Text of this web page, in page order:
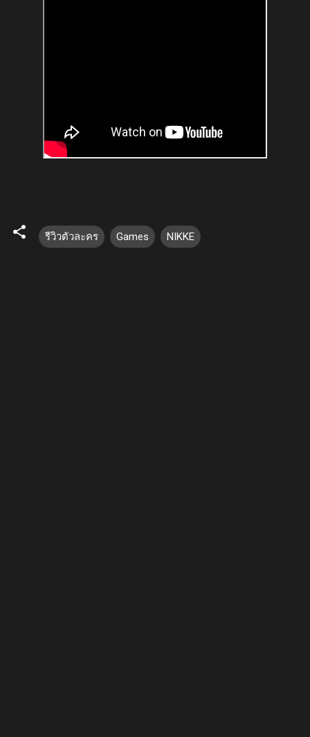
รีวิวตัวละคร Games NIKKE